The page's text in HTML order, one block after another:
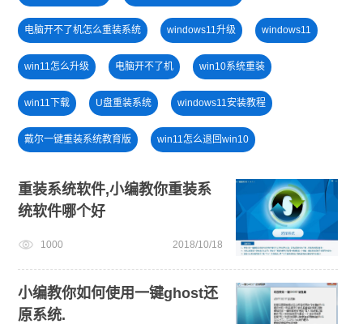
电脑开不了机怎么重装系统 windows11升级 windows11
win11怎么升级 电脑开不了机 win10系统重装
win11下载 U盘重装系统 windows11安装教程
戴尔一键重装系统教育版 win11怎么退回win10
win11绕过硬件限制安装 免费升级win10
旗舰版win7系统安装教程 win11最低硬件要求
重装系统软件,小编教你重装系
统软件哪个好
1000 2018/10/18
小编教你如何使用一键ghost还
原系统.